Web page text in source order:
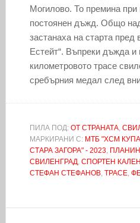
Могилово. То премина при
постоянен дъжд. Общо
застанаха на старта
Естейт“. Въпреки дъжда и
километровото трасе
сребърния медал след
ПИЛА ПОД: ОТ СТРАНАТА,
МАРКИРАНИ С: МТБ "XCМ
СТАРА ЗАГОРА" - 2023,
СВИЛЕНГРАД, СПОРТЕН
СТЕФАН СТЕФАНОВ, ТРАСЕ,